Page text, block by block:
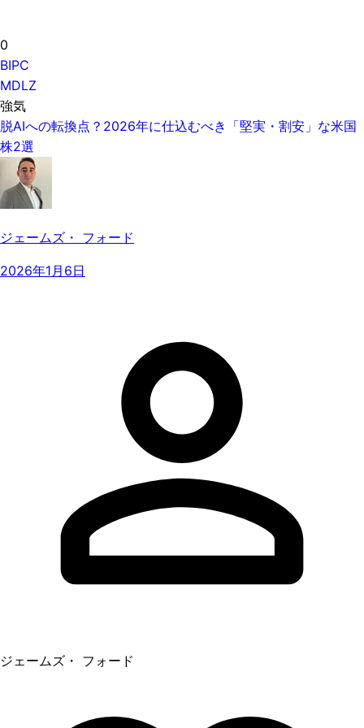
0
BIPC
MDLZ
強気
脱AIへの転換点？2026年に仕込むべき「堅実・割安」な米国
株2選
ジェームズ・ フォード
2026年1月6日
ジェームズ・ フォード